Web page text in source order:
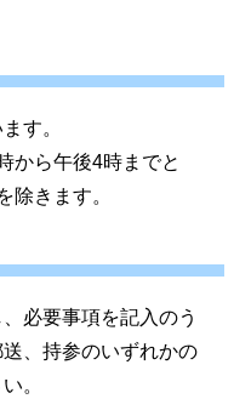
す。
から午後4時までと
除きます。
必要事項を記入のう
、持参のいずれかの
。